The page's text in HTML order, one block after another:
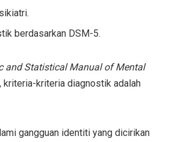
berdasarkan DSM-5.
and Statistical Manual of Mental
kriteria diagnostik adalah
gangguan identiti yang dicirikan